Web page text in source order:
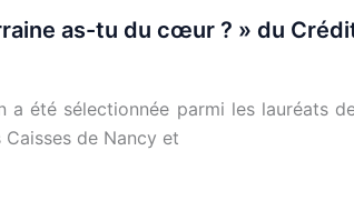
as-tu du cœur ? » du
a été sélectionnée parmi les lauréats
de Nancy et